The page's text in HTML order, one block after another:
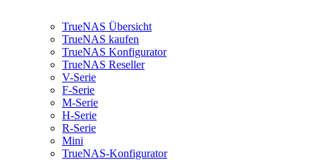
TrueNAS Übersicht
TrueNAS kaufen
TrueNAS Konfigurator
TrueNAS Reseller
V-Serie
F-Serie
M-Serie
H-Serie
R-Serie
Mini
TrueNAS-Konfigurator